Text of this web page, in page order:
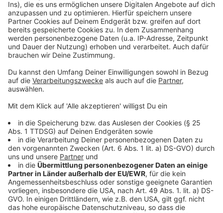
den Stromverbrauch zu senken.
Anzeige
Anzeige
Dieser digitale, mit dem Internet verbundene
Stromzähler sammelt natürlich auch
personenbezogene Daten, die natürlich auch für
Hacker interessant sind. Experte Hansen gibt aber
Entwarnung. Die Stromzähler müssen den höchsten
Sicherheitsstandards entsprechen, die es in
Deutschland gibt. Das Bundesamt für Sicherheit in der
Informationstechnik steht dahinter und es wird auch
aufgepasst, dass die Stromzähler nicht vor der